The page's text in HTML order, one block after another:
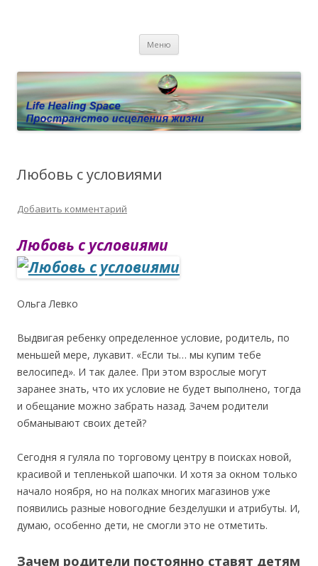
Личный сайт Елены Барымовой
исцелении воспоминанием и ренкарнационике. Услуги.
Меню
Любовь с условиями
Добавить комментарий
Любовь с условиями
Ольга Левко
Выдвигая ребенку определенное условие, родитель, по
меньшей мере, лукавит. «Если ты… мы купим тебе
велосипед». И так далее. При этом взрослые могут
заранее знать, что их условие не будет выполнено, тогда
и обещание можно забрать назад. Зачем родители
обманывают своих детей?
Сегодня я гуляла по торговому центру в поисках новой,
красивой и тепленькой шапочки. И хотя за окном только
начало ноября, но на полках многих магазинов уже
появились разные новогодние безделушки и атрибуты. И,
думаю, особенно дети, не смогли это не отметить.
Зачем родители постоянно ставят детям